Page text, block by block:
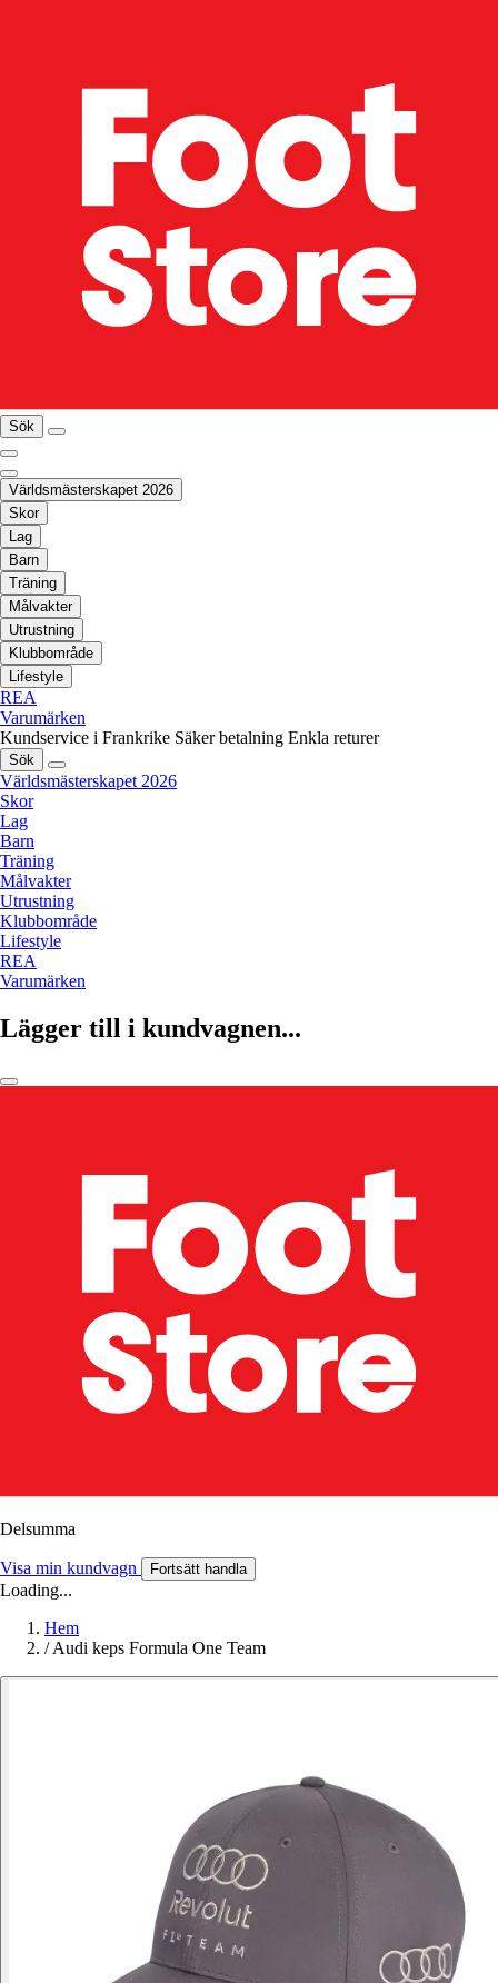
Sök
Världsmästerskapet 2026
Skor
Lag
Barn
Träning
Målvakter
Utrustning
Klubbområde
Lifestyle
REA
Varumärken
Kundservice i Frankrike Säker betalning Enkla returer
Sök
Världsmästerskapet 2026
Skor
Lag
Barn
Träning
Målvakter
Utrustning
Klubbområde
Lifestyle
REA
Varumärken
Lägger till i kundvagnen...
Delsumma
Visa min kundvagn Fortsätt handla
Loading...
Hem
/ Audi keps Formula One Team